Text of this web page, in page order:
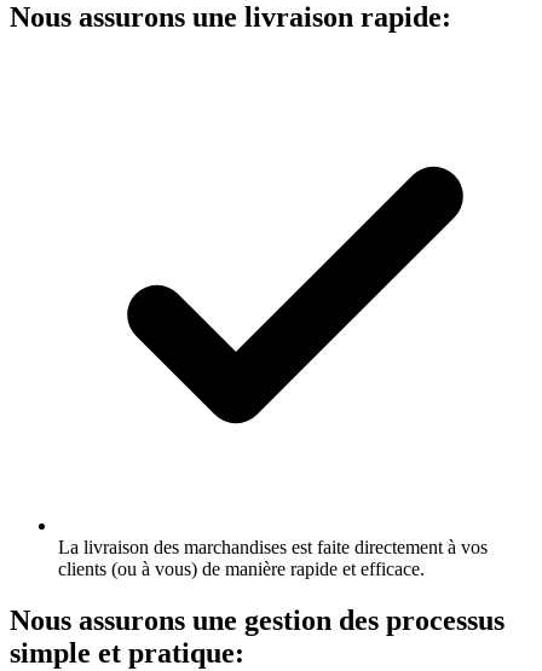
Nous assurons une livraison rapide:
La livraison des marchandises est faite directement à vos
clients (ou à vous) de manière rapide et efficace.
Nous assurons une gestion des processus
simple et pratique: